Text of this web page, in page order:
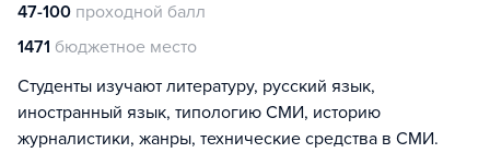
47-100 проходной балл
1471 бюджетное место
Студенты изучают литературу, русский язык,
иностранный язык, типологию СМИ, историю
журналистики, жанры, технические средства в СМИ.